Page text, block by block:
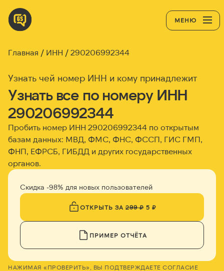
МЕНЮ
Главная ИНН 290206992344
Узнать чей номер ИНН и кому принадлежит
Узнать все по номеру ИНН
290206992344
Пробить номер ИНН 290206992344 по открытым
базам данных: МВД, ФМС, ФНС, ФССП, ГИС ГМП,
ФНП, ЕФРСБ, ГИБДД и других государственных
органов.
Скидка -98% для новых пользователей
ОТКРЫТЬ ЗА299 ₽5 ₽
ПРИМЕР ОТЧЁТА
НАЖИМАЯ «ПРОВЕРИТЬ», ВЫ ПОДТВЕРЖДАЕТЕ СОГЛАСИЕ